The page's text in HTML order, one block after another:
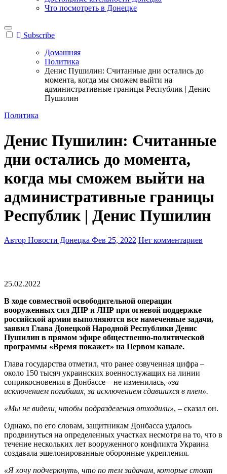
Что посмотреть в Донецке
Subscribe
Домашняя
Политика
Денис Пушилин: Считанные дни остались до
момента, когда мы сможем выйти на
административные границы Республик | Денис
Пушилин
Политика
Денис Пушилин: Считанные
дни остались до момента,
когда мы сможем выйти на
административные границы
Республик | Денис Пушилин
Автор Новости Донецка Фев 25, 2022 Нет комментариев
25.02.2022
В ходе совместной освободительной операции
вооруженных сил ДНР и ЛНР при огневой поддержке
российской армии выполняются все намеченные задачи,
заявил Глава Донецкой Народной Республики Денис
Пушилин в прямом эфире общественно-политической
программы «Время покажет» на Первом канале.
Глава государства отметил, что ранее озвученная цифра –
около 150 тысяч украинских военнослужащих на линии
соприкосновения в Донбассе – не изменилась, «за
исключением погибших, за исключением сдавшихся в плен».
«Мы не видели, чтобы подразделения отходили», – сказал он.
Однако, по его словам, защитникам Донбасса удалось
продвинуться на определенных участках несмотря на то, что в
течение нескольких лет вооруженного конфликта Украина
создавала эшелонированные оборонные укрепления.
«Я хочу подчеркнуть, что по тем задачам, которые стоят